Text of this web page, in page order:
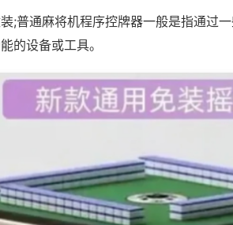
;普通麻将机程序控牌器一般是指通过
的设备或工具。